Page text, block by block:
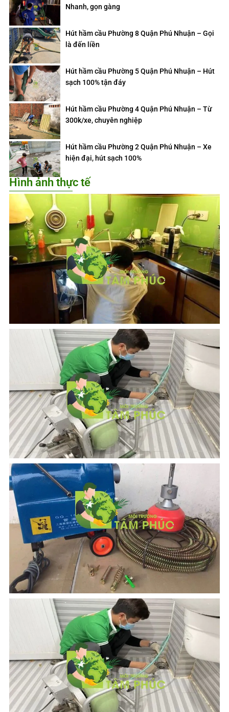
Nhanh, gọn gàng
Hút hầm cầu Phường 8 Quận Phú Nhuận – Gọi
là đến liền
Hút hầm cầu Phường 5 Quận Phú Nhuận – Hút
sạch 100% tận đáy
Hút hầm cầu Phường 4 Quận Phú Nhuận – Từ
300k/xe, chuyên nghiệp
Hút hầm cầu Phường 2 Quận Phú Nhuận – Xe
hiện đại, hút sạch 100%
Hình ảnh thực tế